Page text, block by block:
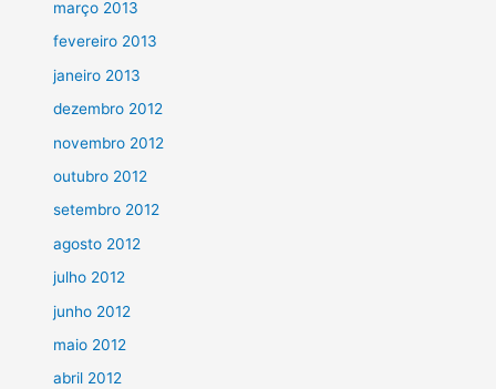
março 2013
fevereiro 2013
janeiro 2013
dezembro 2012
novembro 2012
outubro 2012
setembro 2012
agosto 2012
julho 2012
junho 2012
maio 2012
abril 2012